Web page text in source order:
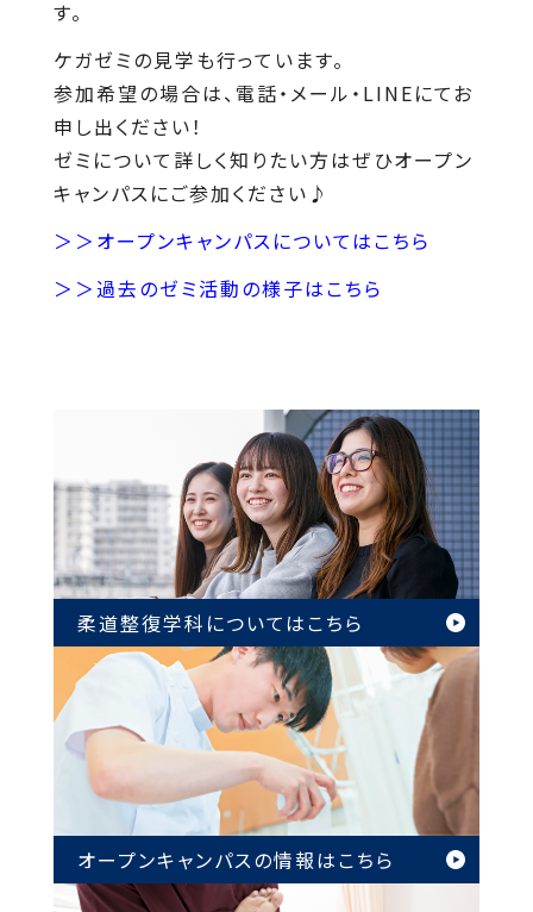
す。
ケガゼミの見学も行っています。
参加希望の場合は、電話・メール・LINEにてお
申し出ください！
ゼミについて詳しく知りたい方はぜひオープン
キャンパスにご参加ください♪
＞＞オープンキャンパスについてはこちら
＞＞過去のゼミ活動の様子はこちら
柔道整復学科についてはこちら
オープンキャンパスの情報はこちら